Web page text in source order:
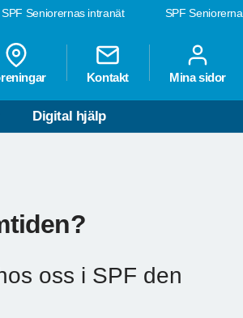
SPF Seniorerna
SPF Seniorernas intranät
Kontakt Mina sidor
Digital hjälp
oss i SPF den